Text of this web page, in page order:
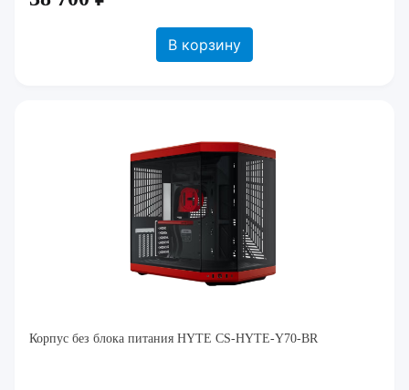
В корзину
Корпус без блока питания HYTE CS-HYTE-Y70-BR